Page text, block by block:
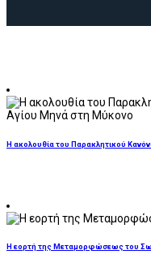
Η ακολουθία του Παρακλητικού
Η εορτή της Μεταμορφώσεως του